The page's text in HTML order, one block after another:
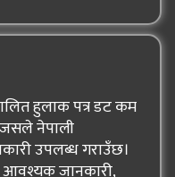
हुलाक पत्र डट कम
नेपाली
उपलब्ध गराउँछ।